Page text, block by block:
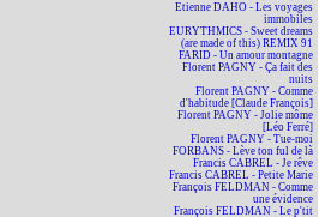
Etienne DAHO - Les voyages
immobiles
EURYTHMICS - Sweet dreams
(are made of this) REMIX 91
FARID - Un amour montagne
Florent PAGNY - Ça fait des
nuits
Florent PAGNY - Comme
d'habitude [Claude François]
Florent PAGNY - Jolie môme
[Léo Ferré]
Florent PAGNY - Tue-moi
FORBANS - Lève ton ful de là
Francis CABREL - Je rêve
Francis CABREL - Petite Marie
François FELDMAN - Comme
une évidence
François FELDMAN - Le p'tit